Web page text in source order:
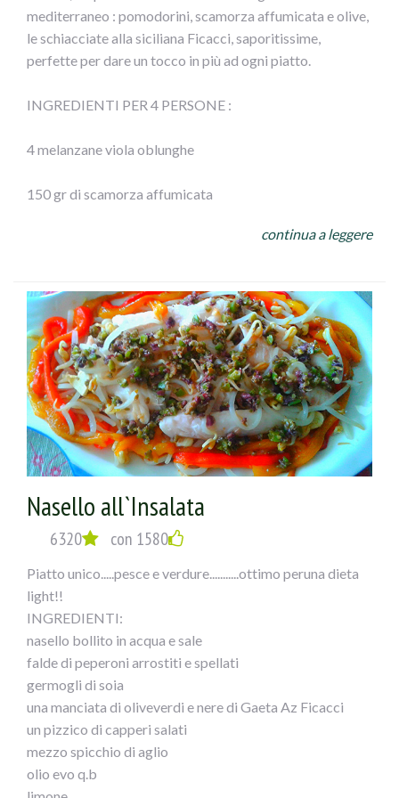
3) Mischiare il pecorino con le olive e il prezzemolo
tritati, l’aglio privato dell’anima verde e schiacciato,non
sopra il composto, fette di mozzarella, arrotolare e
circa 10-15 minuti e servire caldi.
mediterraneo : pomodorini, scamorza affumicata e olive,
le schiacciate alla siciliana Ficacci, saporitissime,
perfette per dare un tocco in più ad ogni piatto.
INGREDIENTI PER 4 PERSONE :
4 melanzane viola oblunghe
150 gr di scamorza affumicata
1 spicchio d’aglio
pangrattato grossolano casalingo
prezzemolo q.b.
olio evo
sale
ESECUZIONE :
1) Tagliare in 2 parti le melanzane, inciderle e scavarle
con delicatezza aiutandosi con uno scavino o cucchiaino.
2) Disporre le melanzane su una teglia con carta forno
leggermente unta, salarle ed infornarle a 180° per circa
15-20 minuti; se fanno l’acqua, capovolgerle e scolarle
facendole asciugare con forno appena aperto.
3)Tagliare a dadini la polpa e soffriggerla con olio, l’aglio,
continua a leggere
Nasello all`Insalata
6320 con 1580
Piatto unico.....pesce e verdure...........ottimo peruna dieta
light!!
INGREDIENTI:
nasello bollito in acqua e sale
falde di peperoni arrostiti e spellati
germogli di soia
una manciata di oliveverdi e nere di Gaeta Az Ficacci
un pizzico di capperi salati
mezzo spicchio di aglio
olio evo q.b